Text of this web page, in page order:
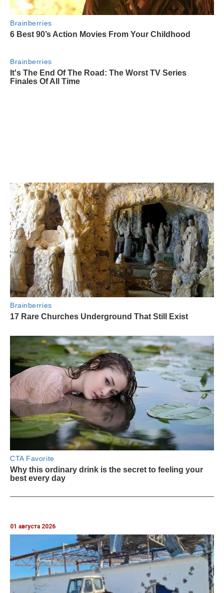
01 августа 2026